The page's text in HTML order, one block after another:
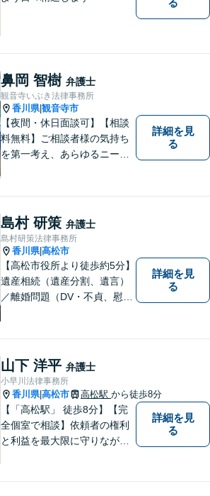
鼻岡 智樹 弁護士
観音寺いぶき法律事務所
香川県|観音寺市
【夜間・休日面談可】【相談
料無料】ご相談者様の気持ち
を第一考え、あらゆるニーズ
の問題解決のサポートをさせ
ていただきます。ご相談は無
料ですので、お気軽にご相談
ください。
詳細を見
る
島村 研策 弁護士
島村研策法律事務所
香川県|高松市
【高松市役所より徒歩約5分】
遺産相続（遺産分割、遺言）
／離婚問題（DV・不貞、慰謝
高いリーガルサービスをご提
供します。
詳細を見
る
山下 洋平 弁護士
小早川法律事務所
香川県|高松市 高松駅 から徒歩8分
【「高松駅」 徒歩8分】【完
全個室で相談】依頼者の権利
と利益を最大限に守りなが
詳細を見
る